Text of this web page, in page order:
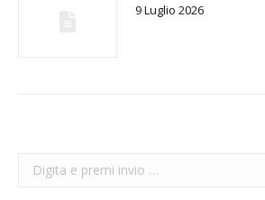
9 Luglio 2026
Search: